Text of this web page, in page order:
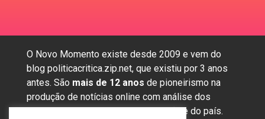
O Novo Momento existe desde 2009 e vem do
blog politicacritica.zip.net, que existiu por 3 anos
antes. São mais de 12 anos de pioneirismo na
produção de notícias online com análise dos
assuntos mais importantes da região e do país.